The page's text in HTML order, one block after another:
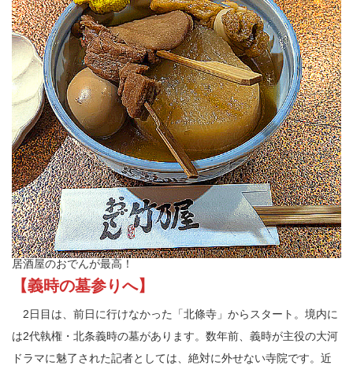
居酒屋のおでんが最高！
【義時の墓参りへ】
2日目は、前日に行けなかった「北條寺」からスタート。境内に
は2代執権・北条義時の墓があります。数年前、義時が主役の大河
ドラマに魅了された記者としては、絶対に外せない寺院です。近